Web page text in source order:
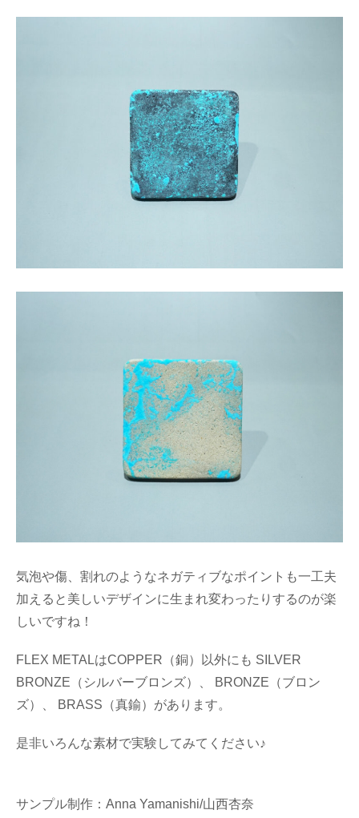
気泡や傷、割れのようなネガティブなポイントも一工夫
加えると美しいデザインに生まれ変わったりするのが楽
しいですね！
FLEX METALはCOPPER（銅）以外にも SILVER
BRONZE（シルバーブロンズ）、 BRONZE（ブロン
ズ）、 BRASS（真鍮）があります。
是非いろんな素材で実験してみてください♪
サンプル制作：Anna Yamanishi/山西杏奈